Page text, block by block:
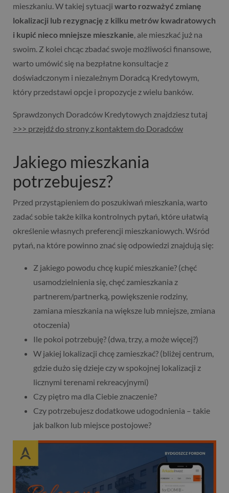
mieszkaniu. W takiej sytuacji warto rozważyć zmianę
lokalizacji lub rezygnację z kilku metrów kwadratowych
i kupić nieco mniejsze mieszkanie, ale mieszkać już na
swoim. Z kolei chcąc zbadać swoje możliwości finansowe,
warto umówić się na bezpłatne konsultacje z
doświadczonym i niezależnym Doradcą Kredytowym,
który przedstawi opcje i propozycje z wielu banków.
Sprawdzonych Doradców Kredytowych znajdziesz tutaj
>>> przejdź do strony z kontaktem do Doradców
Jakiego mieszkania
potrzebujesz?
Przed przystąpieniem do poszukiwań mieszkania, warto
zadać sobie także kilka kontrolnych pytań, które ułatwią
określenie własnych preferencji mieszkaniowych. Wśród
pytań, na które powinno znać się odpowiedzi znajdują się:
Z jakiego powodu chcę kupić mieszkanie? (chęć
usamodzielnienia się, chęć zamieszkania z
partnerem/partnerką, powiększenie rodziny,
zamiana mieszkania na większe lub mniejsze, zmiana
otoczenia)
Ile pokoi potrzebuję? (dwa, trzy, a może więcej?)
W jakiej lokalizacji chcę zamieszkać? (bliżej centrum,
gdzie dużo się dzieje czy w spokojnej lokalizacji z
licznymi terenami rekreacyjnymi)
Czy piętro ma dla Ciebie znaczenie?
Czy potrzebujesz dodatkowe udogodnienia – takie
jak balkon lub miejsce postojowe?